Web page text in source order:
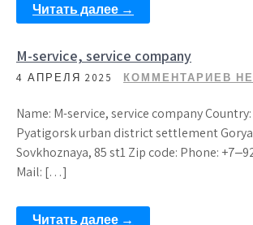
Читать далее →
M-service, service company
4 АПРЕЛЯ 2025 КОММЕНТАРИЕВ
Name: M-service, service company
Pyatigorsk urban district settlement
Sovkhoznaya, 85 st1 Zip code: Phone:
Mail: […]
Читать далее →